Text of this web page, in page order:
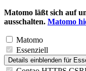
Matomo läßt sich auf
ausschalten. Matomo
Matomo
Essenziell
Details einblenden für